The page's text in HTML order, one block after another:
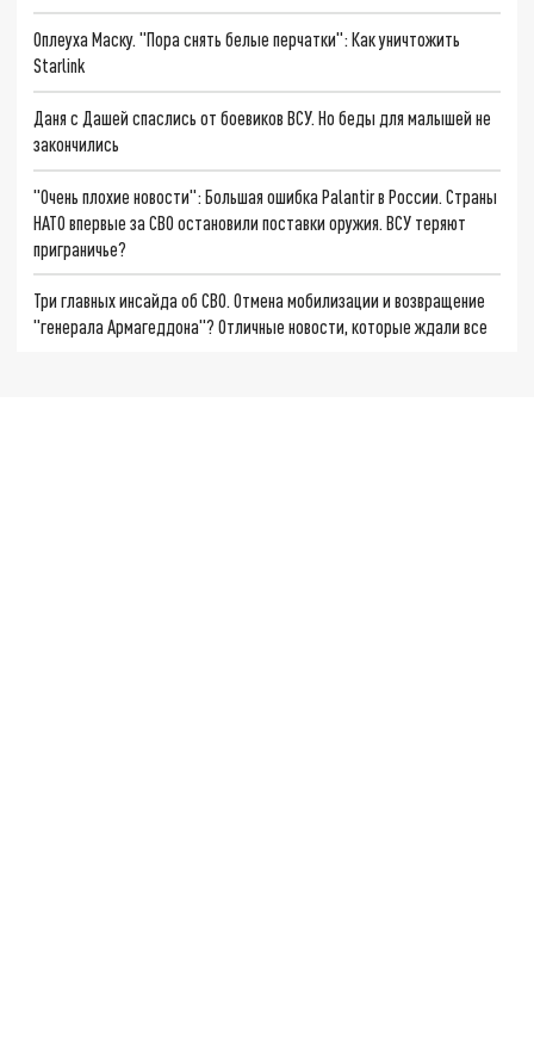
Оплеуха Маску. "Пора снять белые перчатки": Как уничтожить
Starlink
Даня с Дашей спаслись от боевиков ВСУ. Но беды для малышей не
закончились
"Очень плохие новости": Большая ошибка Palantir в России. Страны
НАТО впервые за СВО остановили поставки оружия. ВСУ теряют
приграничье?
Три главных инсайда об СВО. Отмена мобилизации и возвращение
"генерала Армагеддона"? Отличные новости, которые ждали все